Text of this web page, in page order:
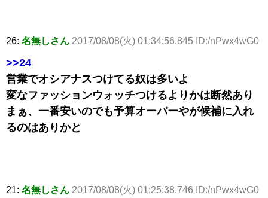
26: 名無しさん 2017/08/08(火) 01:34:56.845 ID:/nPwx4wG0
>>24
営業でオシアナスつけてる奴は多いよ
変なファッションウォッチつけるよりかは断然あり
まぁ、一番安いのでも予算オーバーやが候補に入れ
るのはありかと
21: 名無しさん 2017/08/08(火) 01:25:38.746 ID:/nPwx4wG0